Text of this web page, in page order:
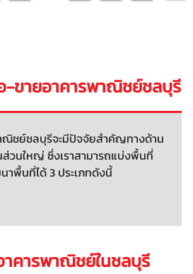
-ขายอาคารพาณิชย์ชลบุรี
ณิชย์ชลบุรีจะมีปัจจัยสำคัญทางด้าน
ส่วนใหญ่ ซึ่งเราสามารถแบ่งพื้นที่
พื้นที่ได้ 3 ประเภทดังนี้
าคารพาณิชย์ในชลบุรี